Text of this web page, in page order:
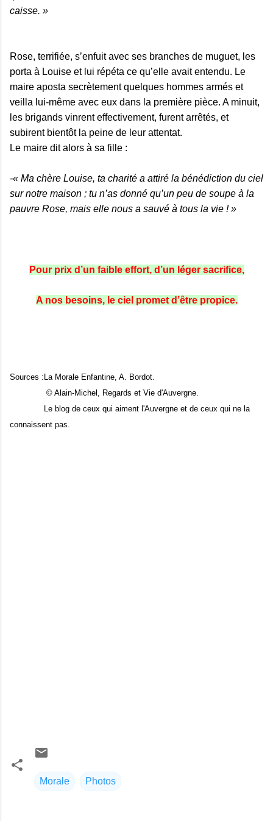
caisse. »
Rose, terrifiée, s’enfuit avec ses branches de muguet, les
porta à Louise et lui répéta ce qu’elle avait entendu. Le
maire aposta secrètement quelques hommes armés et
veilla lui-même avec eux dans la première pièce. A minuit,
les brigands vinrent effectivement, furent arrêtés, et
subirent bientôt la peine de leur attentat.
Le maire dit alors à sa fille :
-« Ma chère Louise, ta charité a attiré la bénédiction du ciel
sur notre maison ; tu n’as donné qu’un peu de soupe à la
pauvre Rose, mais elle nous a sauvé à tous la vie ! »
Pour prix d’un faible effort, d’un léger sacrifice,
A nos besoins, le ciel promet d’être propice.
Sources :La Morale Enfantine, A. Bordot.
© Alain-Michel, Regards et Vie d'Auvergne.
Le blog de ceux qui aiment l'Auvergne et de ceux qui ne la
connaissent pas.
Morale Photos